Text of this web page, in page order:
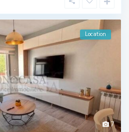
7
Location